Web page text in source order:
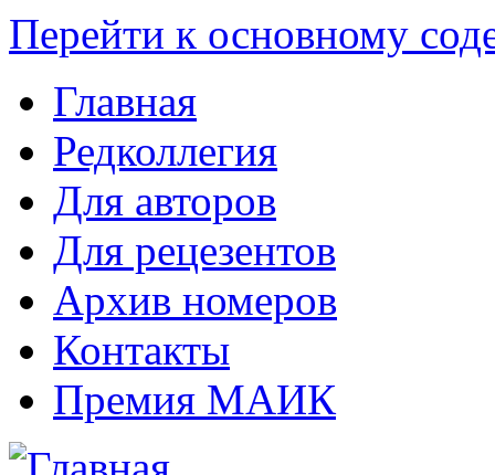
Перейти к основному
Главная
Редколлегия
Для авторов
Для рецезентов
Архив номеров
Контакты
Премия МАИК